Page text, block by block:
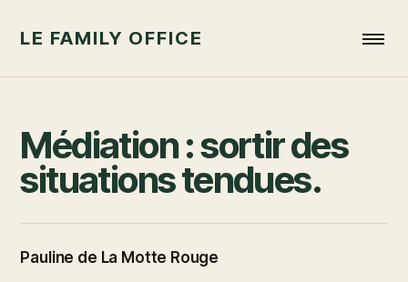
LE FAMILY OFFICE
Médiation : sortir des
situations tendues.
Pauline de La Motte Rouge